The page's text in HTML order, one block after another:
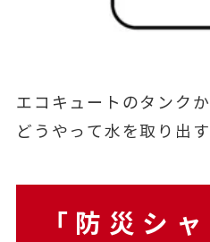
エコキュートのタンク
どうやって水を取り出
「防災シ